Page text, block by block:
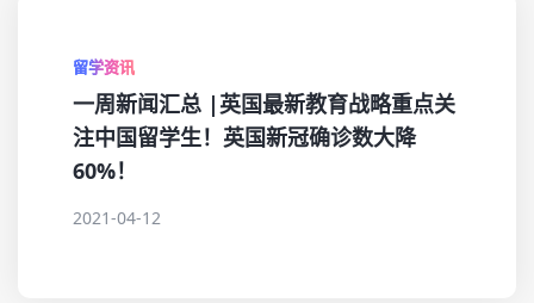
留学资讯
一周新闻汇总 |英国最新教育战略重点关
注中国留学生！英国新冠确诊数大降
60%！
2021-04-12